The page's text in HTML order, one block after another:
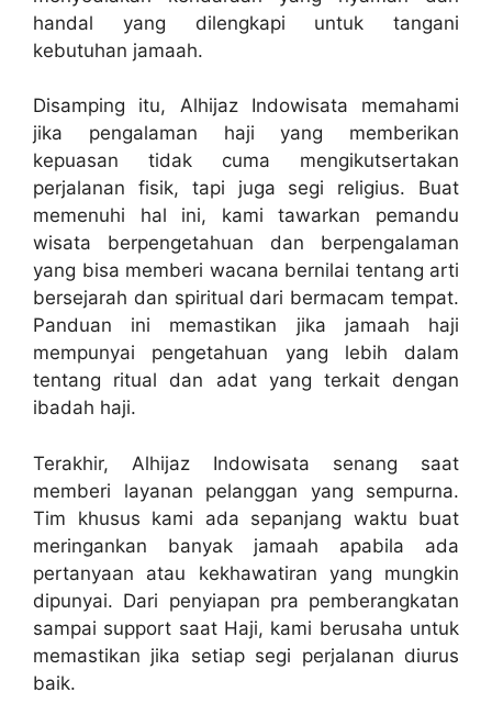
handal yang dilengkapi untuk tangani
kebutuhan jamaah.
Disamping itu, Alhijaz Indowisata memahami
jika pengalaman haji yang memberikan
kepuasan tidak cuma mengikutsertakan
perjalanan fisik, tapi juga segi religius. Buat
memenuhi hal ini, kami tawarkan pemandu
wisata berpengetahuan dan berpengalaman
yang bisa memberi wacana bernilai tentang arti
bersejarah dan spiritual dari bermacam tempat.
Panduan ini memastikan jika jamaah haji
mempunyai pengetahuan yang lebih dalam
tentang ritual dan adat yang terkait dengan
ibadah haji.
Terakhir, Alhijaz Indowisata senang saat
memberi layanan pelanggan yang sempurna.
Tim khusus kami ada sepanjang waktu buat
meringankan banyak jamaah apabila ada
pertanyaan atau kekhawatiran yang mungkin
dipunyai. Dari penyiapan pra pemberangkatan
sampai support saat Haji, kami berusaha untuk
memastikan jika setiap segi perjalanan diurus
baik.